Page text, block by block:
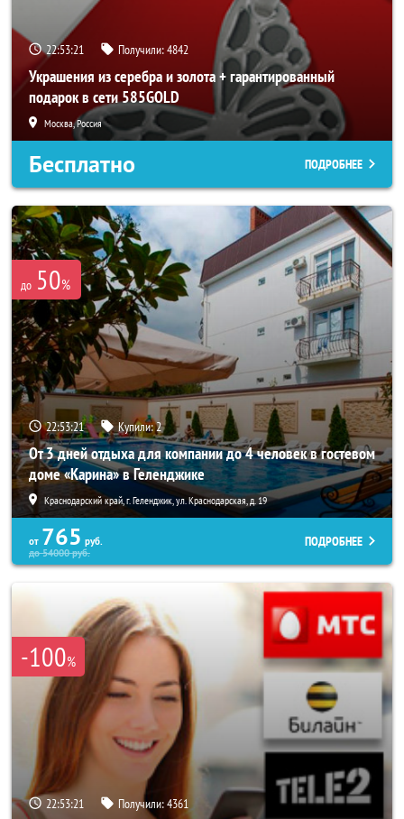
22:53:17 Получили:4842
Украшения из серебра и золота + гарантированный
подарок в сети 585GOLD
Москва, Россия
Бесплатно ПОДРОБНЕЕ
до 50%
22:53:17 Купили:2
От 3 дней отдыха для компании до 4 человек в гостевом
доме «Карина» в Геленджике
Краснодарский край, г. Геленджик, ул. Краснодарская, д. 19
от 765 руб.
до54000руб.
ПОДРОБНЕЕ
-100%
22:53:17 Получили:4361